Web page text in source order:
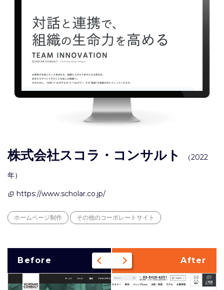
株式会社スコラ・コンサルト
（2022
年）
https://www.scholar.co.jp/
ホームページ制作 その他のコーポレートサイト